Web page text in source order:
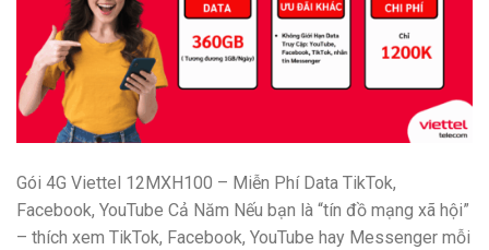
Gói 4G Viettel 12MXH100 – Miễn Phí Data TikTok,
Facebook, YouTube Cả Năm Nếu bạn là “tín đồ mạng xã hội”
– thích xem TikTok, Facebook, YouTube hay Messenger mỗi